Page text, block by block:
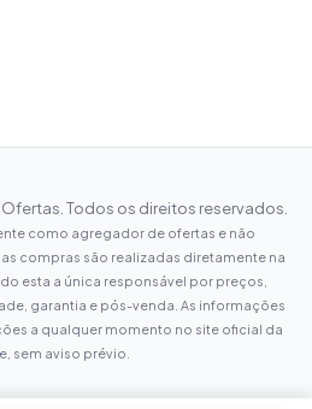
Todos os direitos reservados.
como agregador de ofertas e não
compras são realizadas diretamente na
esta a única responsável por preços,
garantia e pós-venda. As informações
a qualquer momento no site oficial da
sem aviso prévio.